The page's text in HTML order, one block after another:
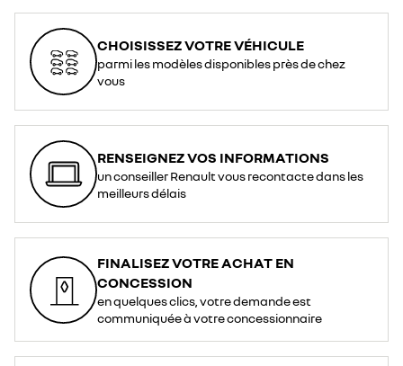
CHOISISSEZ VOTRE VÉHICULE
parmi les modèles disponibles près de chez
vous
RENSEIGNEZ VOS INFORMATIONS
un conseiller Renault vous recontacte dans les
meilleurs délais
FINALISEZ VOTRE ACHAT EN
CONCESSION
en quelques clics, votre demande est
communiquée à votre concessionnaire